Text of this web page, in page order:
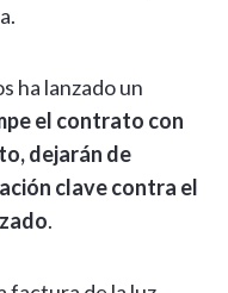
ha lanzado un
el contrato con
dejarán de
clave contra el
.